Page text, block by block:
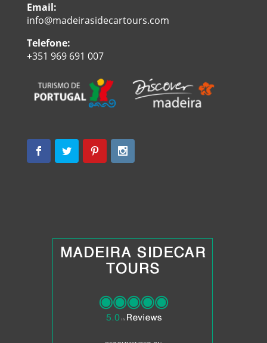
Email:
info@madeirasidecartours.com
Telefone:
+351 969 691 007